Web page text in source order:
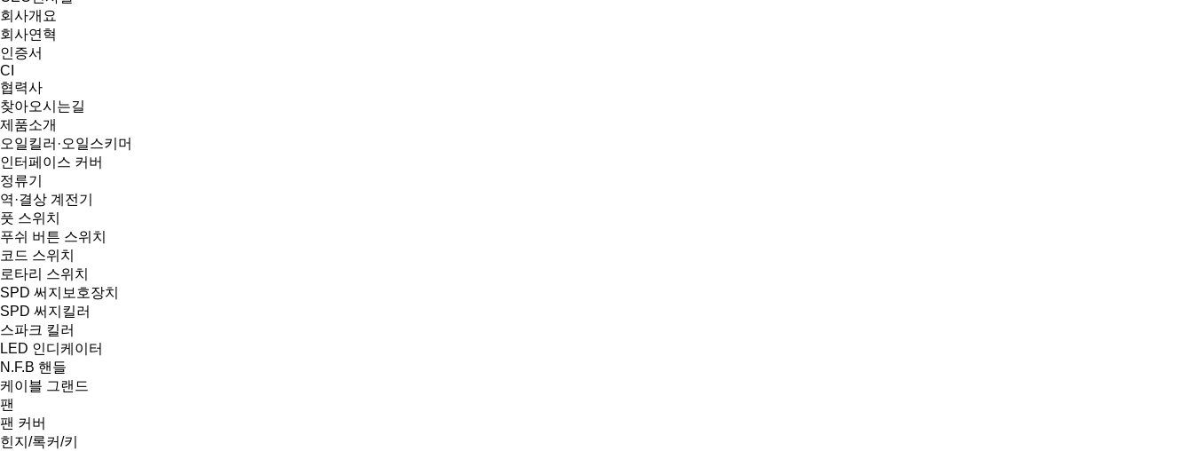
회사개요
회사연혁
인증서
CI
협력사
찾아오시는길
제품소개
오일킬러·오일스키머
인터페이스 커버
정류기
역·결상 계전기
풋 스위치
푸쉬 버튼 스위치
코드 스위치
로타리 스위치
SPD 써지보호장치
SPD 써지킬러
스파크 킬러
LED 인디케이터
N.F.B 핸들
케이블 그랜드
팬
팬 커버
힌지/록커/키